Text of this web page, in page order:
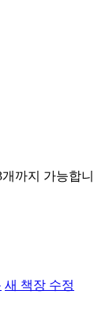
까지 가능합니
새 책장 수정